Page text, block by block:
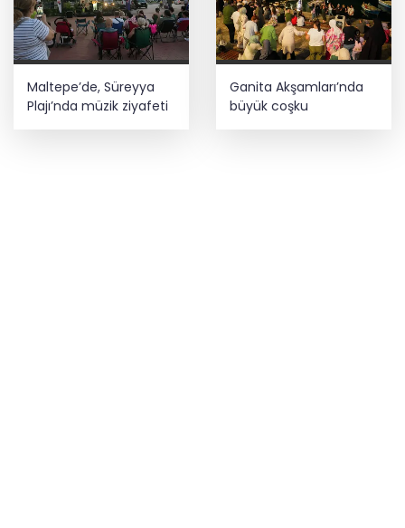
Maltepe’de, Süreyya
Plajı’nda müzik ziyafeti
Ganita Akşamları’nda
büyük coşku